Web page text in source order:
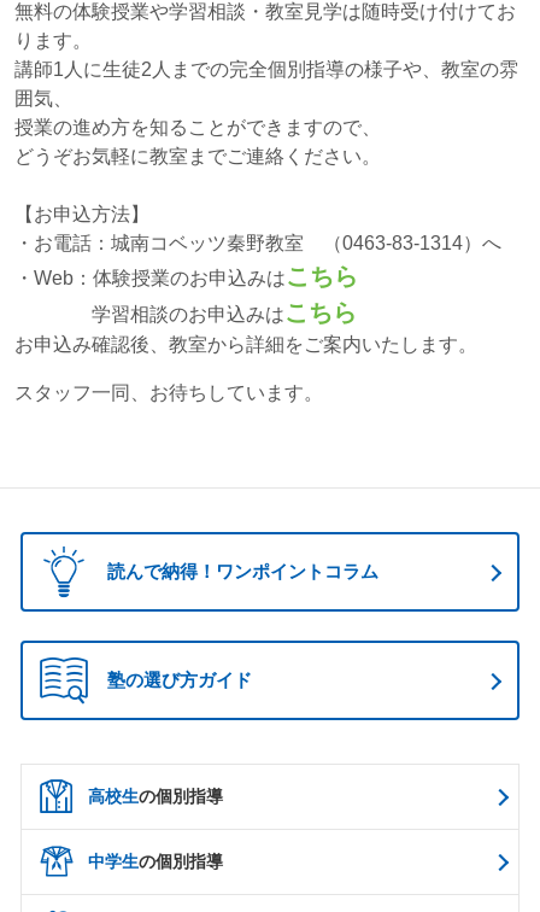
無料の体験授業や学習相談・教室見学は随時受け付けてお
ります。
講師1人に生徒2人までの完全個別指導の様子や、教室の雰
囲気、
授業の進め方を知ることができますので、
どうぞお気軽に教室までご連絡ください。
【お申込方法】
・お電話：城南コベッツ秦野教室 （0463-83-1314）へ
・Web：体験授業のお申込みはこちら
学習相談のお申込みはこちら
お申込み確認後、教室から詳細をご案内いたします。
スタッフ一同、お待ちしています。
読んで納得！ワンポイントコラム
塾の選び方ガイド
高校生の個別指導
中学生の個別指導